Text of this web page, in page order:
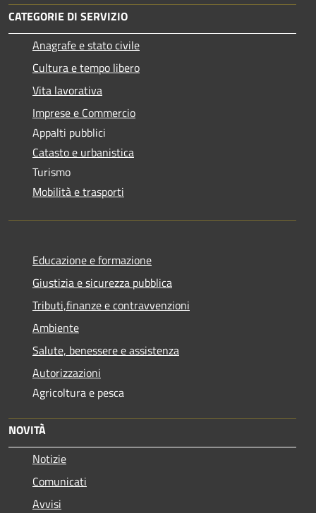
CATEGORIE DI SERVIZIO
Anagrafe e stato civile
Cultura e tempo libero
Vita lavorativa
Imprese e Commercio
Appalti pubblici
Catasto e urbanistica
Turismo
Mobilità e trasporti
Educazione e formazione
Giustizia e sicurezza pubblica
Tributi,finanze e contravvenzioni
Ambiente
Salute, benessere e assistenza
Autorizzazioni
Agricoltura e pesca
NOVITÀ
Notizie
Comunicati
Avvisi